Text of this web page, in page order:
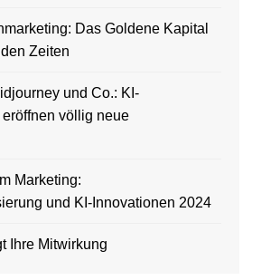
Das Goldene Kapital
Zeiten
und Co.: KI-
völlig neue
Marketing:
und KI-Innovationen 2024
Ihre Mitwirkung